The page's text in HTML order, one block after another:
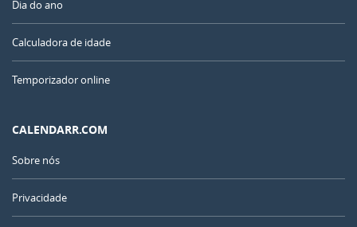
Dia do ano
Calculadora de idade
Temporizador online
CALENDARR.COM
Sobre nós
Privacidade